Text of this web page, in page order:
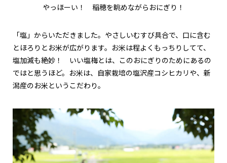
やっほーい！ 稲穂を眺めながらおにぎり！
「塩」からいただきました。やさしいむすび具合で、口に含む
とほろりとお米が広がります。お米は程よくもっちりしてて、
塩加減も絶妙！ いい塩梅とは、このおにぎりのためにあるの
ではと思うほど。お米は、自家栽培の塩沢産コシヒカリや、新
潟産のお米というこだわり。